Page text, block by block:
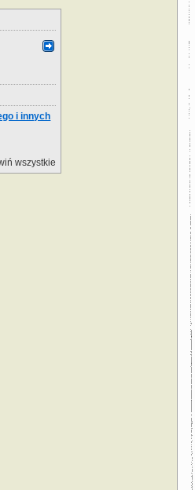
i innych
wszystkie